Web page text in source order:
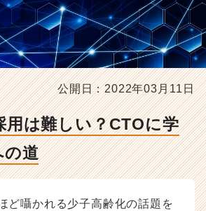
に
学
ぶ
採
用
の
-
採
公開日：2022年03月11日
用は難しい？CTOに学
の道
ど囁かれる少子高齢化の話題を